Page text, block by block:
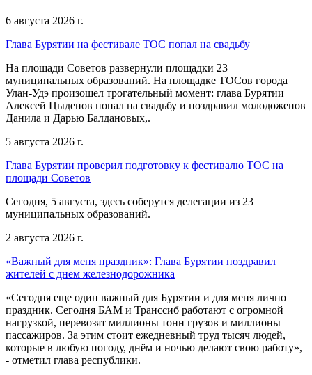
6 августа 2026 г.
Глава Бурятии на фестивале ТОС попал на свадьбу
На площади Советов развернули площадки 23
муниципальных образований. На площадке ТОСов города
Улан-Удэ произошел трогательный момент: глава Бурятии
Алексей Цыденов попал на свадьбу и поздравил молодоженов
Данила и Дарью Балдановых,.
5 августа 2026 г.
Глава Бурятии проверил подготовку к фестивалю ТОС на
площади Советов
Сегодня, 5 августа, здесь соберутся делегации из 23
муниципальных образований.
2 августа 2026 г.
«Важный для меня праздник»: Глава Бурятии поздравил
жителей с днем железнодорожника
«Сегодня еще один важный для Бурятии и для меня лично
праздник. Сегодня БАМ и Транссиб работают с огромной
нагрузкой, перевозят миллионы тонн грузов и миллионы
пассажиров. За этим стоит ежедневный труд тысяч людей,
которые в любую погоду, днём и ночью делают свою работу»,
- отметил глава республики.